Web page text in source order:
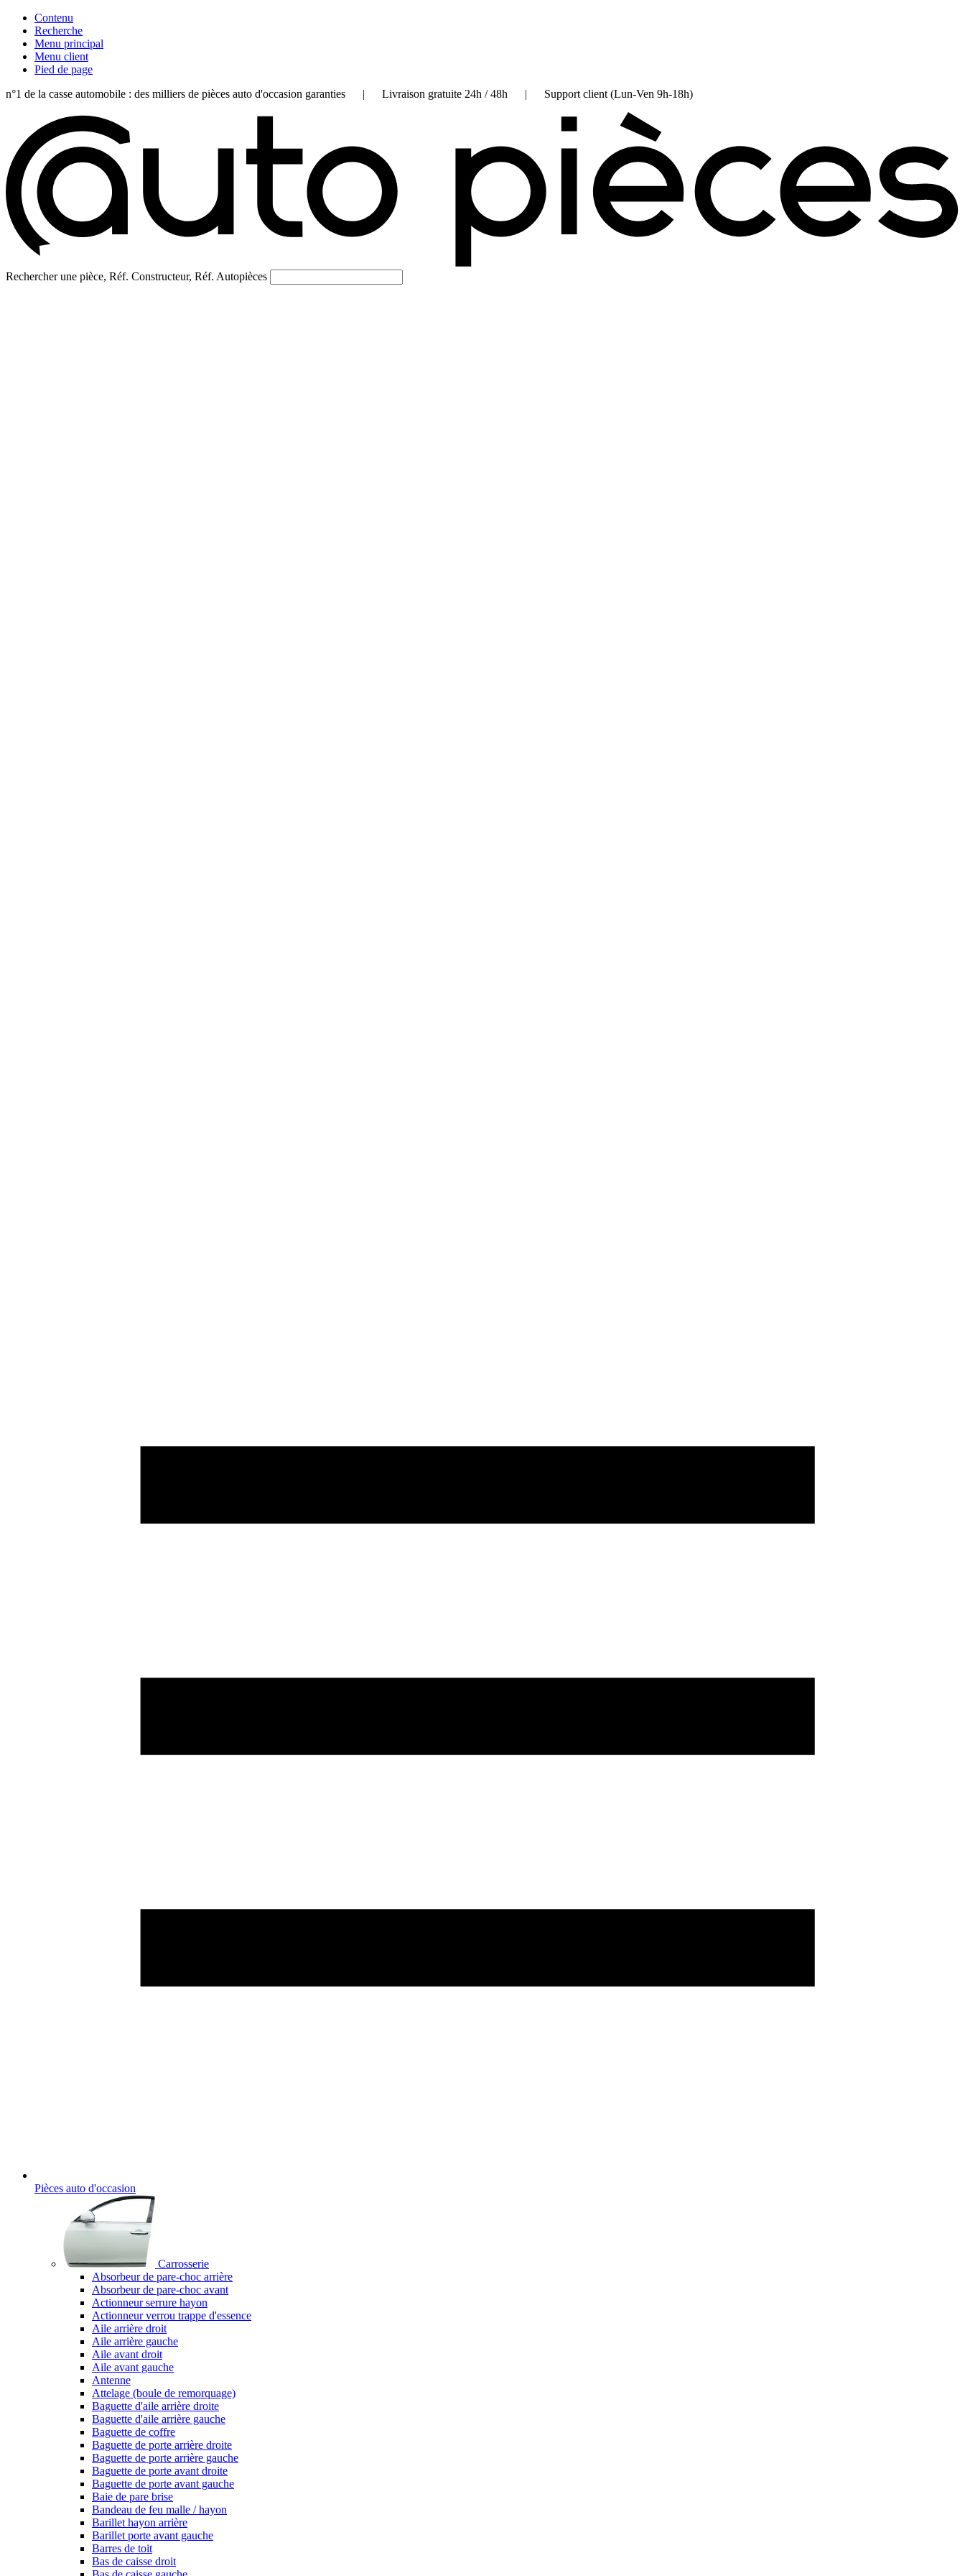
Contenu
Recherche
Menu principal
Menu client
Pied de page
n°1 de la casse automobile : des milliers de pièces auto d'occasion garanties | Livraison gratuite 24h / 48h | Support client (Lun-Ven 9h-18h)
Rechercher une pièce, Réf. Constructeur, Réf. Autopièces
Pièces auto d'occasion
Carrosserie
Absorbeur de pare-choc arrière
Absorbeur de pare-choc avant
Actionneur serrure hayon
Actionneur verrou trappe d'essence
Aile arrière droit
Aile arrière gauche
Aile avant droit
Aile avant gauche
Antenne
Attelage (boule de remorquage)
Baguette d'aile arrière droite
Baguette d'aile arrière gauche
Baguette de coffre
Baguette de porte arrière droite
Baguette de porte arrière gauche
Baguette de porte avant droite
Baguette de porte avant gauche
Baie de pare brise
Bandeau de feu malle / hayon
Barillet hayon arrière
Barillet porte avant gauche
Barres de toit
Bas de caisse droit